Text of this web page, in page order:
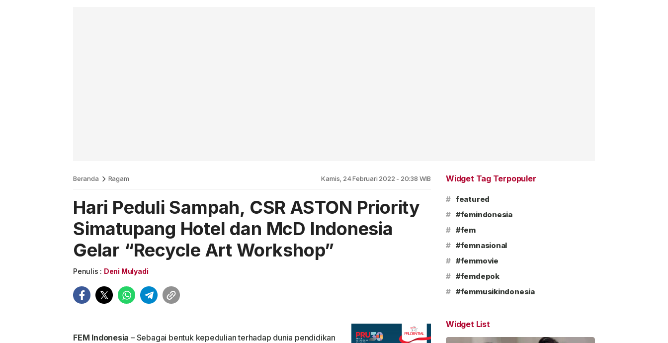
Beranda Ragam Kamis, 24 Februari 2022 - 20:38 WIB
Hari Peduli Sampah, CSR ASTON Priority
Simatupang Hotel dan McD Indonesia
Gelar “Recycle Art Workshop”
Penulis : Deni Mulyadi
FEM Indonesia – Sebagai bentuk kepedulian terhadap dunia pendidikan
Widget Tag Terpopuler
# featured
# #femindonesia
# #fem
# #femnasional
# #femmovie
# #femdepok
# #femmusikindonesia
Widget List